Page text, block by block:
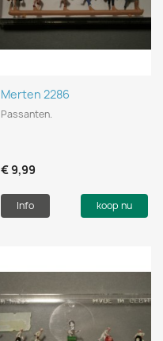
Merten 2286
Passanten.
€ 9,99
Info koop nu